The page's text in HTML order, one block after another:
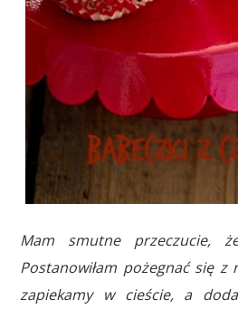
Mam smutne przeczucie,
Postanowiłam pożegnać się
zapiekamy w cieście, a